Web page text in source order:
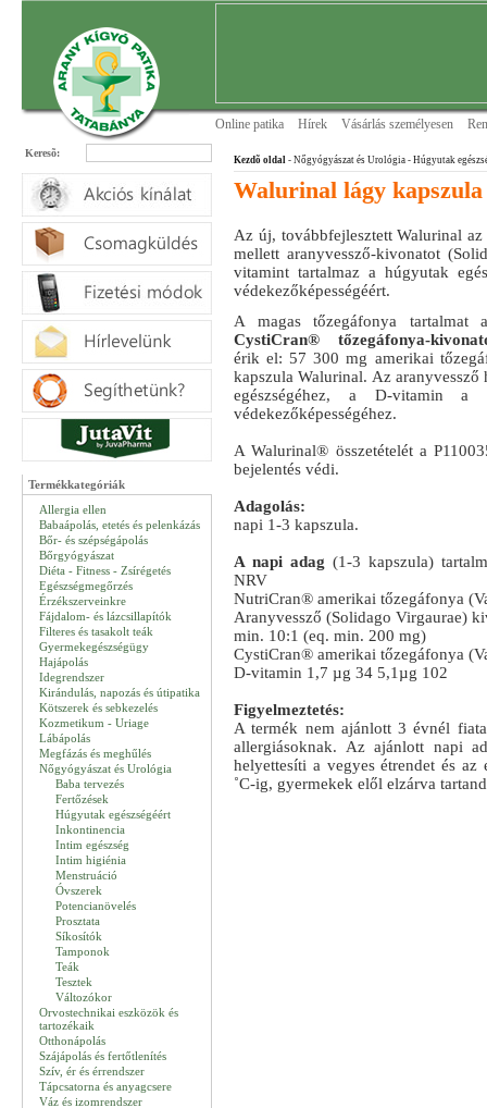
Online patika Hírek Vásárlás személyesen
Keresõ:
Termékkategóriák
Allergia ellen
Babaápolás, etetés és pelenkázás
Bőr- és szépségápolás
Bőrgyógyászat
Diéta - Fitness - Zsírégetés
Egészségmegőrzés
Érzékszerveinkre
Fájdalom- és lázcsillapítók
Filteres és tasakolt teák
Gyermekegészségügy
Hajápolás
Idegrendszer
Kirándulás, napozás és útipatika
Kötszerek és sebkezelés
Kozmetikum - Uriage
Lábápolás
Megfázás és meghűlés
Nőgyógyászat és Urológia
Baba tervezés
Fertőzések
Húgyutak egészségéért
Inkontinencia
Intim egészség
Intim higiénia
Menstruáció
Óvszerek
Potencianövelés
Prosztata
Síkosítók
Tamponok
Teák
Tesztek
Változókor
Orvostechnikai eszközök és
tartozékaik
Otthonápolás
Szájápolás és fertőtlenítés
Szív, ér és érrendszer
Tápcsatorna és anyagcsere
Váz és izomrendszer
Kezdõ oldal - Nőgyógyászat és Urológia - Húgyutak
Walurinal lágy kapszula
Az új, továbbfejlesztett Walurinal
mellett aranyvessző-kivonatot
vitamint tartalmaz a húgyutak
védekezőképességéért.
A magas tőzegáfonya
CystiCran® tőzegáfonya-
érik el: 57 300 mg amerikai
kapszula Walurinal. Az
egészségéhez, a D-vitamin a
védekezőképességéhez.
A Walurinal® összetételét a
bejelentés védi.
Adagolás:
napi 1-3 kapszula.
A napi adag (1-3 kapszula)
NRV
NutriCran® amerikai tőzegáfonya
Aranyvessző (Solidago Virgaurae)
min. 10:1 (eq. min. 200 mg)
CystiCran® amerikai tőzegáfonya
D-vitamin 1,7 µg 34 5,1µg 102
Figyelmeztetés:
A termék nem ajánlott 3 évnél
allergiásoknak. Az ajánlott napi
helyettesíti a vegyes étrendet és az
˚C-ig, gyermekek elől elzárva